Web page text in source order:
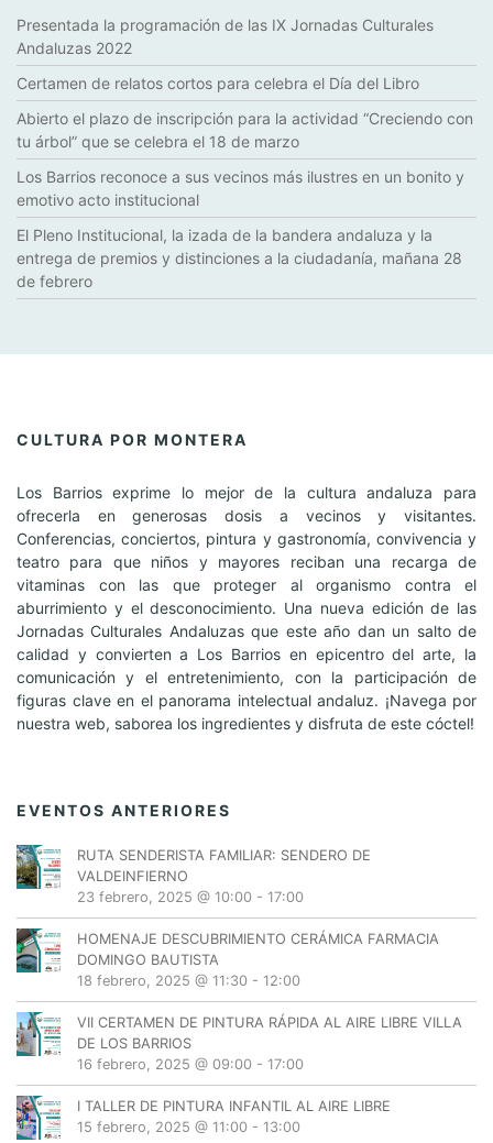
Presentada la programación de las IX Jornadas Culturales
Andaluzas 2022
Certamen de relatos cortos para celebra el Día del Libro
Abierto el plazo de inscripción para la actividad “Creciendo con
tu árbol” que se celebra el 18 de marzo
Los Barrios reconoce a sus vecinos más ilustres en un bonito y
emotivo acto institucional
El Pleno Institucional, la izada de la bandera andaluza y la
entrega de premios y distinciones a la ciudadanía, mañana 28
de febrero
CULTURA POR MONTERA
Los Barrios exprime lo mejor de la cultura andaluza para
ofrecerla en generosas dosis a vecinos y visitantes.
Conferencias, conciertos, pintura y gastronomía, convivencia y
teatro para que niños y mayores reciban una recarga de
vitaminas con las que proteger al organismo contra el
aburrimiento y el desconocimiento. Una nueva edición de las
Jornadas Culturales Andaluzas que este año dan un salto de
calidad y convierten a Los Barrios en epicentro del arte, la
comunicación y el entretenimiento, con la participación de
figuras clave en el panorama intelectual andaluz. ¡Navega por
nuestra web, saborea los ingredientes y disfruta de este cóctel!
EVENTOS ANTERIORES
RUTA SENDERISTA FAMILIAR: SENDERO DE
VALDEINFIERNO
23 febrero, 2025 @ 10:00 - 17:00
HOMENAJE DESCUBRIMIENTO CERÁMICA FARMACIA
DOMINGO BAUTISTA
18 febrero, 2025 @ 11:30 - 12:00
VII CERTAMEN DE PINTURA RÁPIDA AL AIRE LIBRE VILLA
DE LOS BARRIOS
16 febrero, 2025 @ 09:00 - 17:00
I TALLER DE PINTURA INFANTIL AL AIRE LIBRE
15 febrero, 2025 @ 11:00 - 13:00